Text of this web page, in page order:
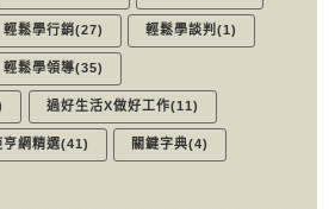
輕鬆學行銷(27) 輕鬆學談判(1)
輕鬆學領導(35)
過好生活X做好工作(11)
亨網精選(41) 關鍵字典(4)